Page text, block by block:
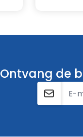
Ontvang de
E-mailadres